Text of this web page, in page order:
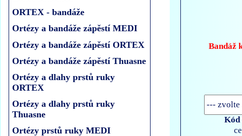
ORTEX - bandáže
Ortézy a bandáže zápěstí MEDI
Ortézy a bandáže zápěstí ORTEX
Ortézy a bandáže zápěstí Thuasne
Ortézy a dlahy prstů ruky
ORTEX
Ortézy a dlahy prstů ruky
Thuasne
Ortézy prstů ruky MEDI
Bandáž
Kód